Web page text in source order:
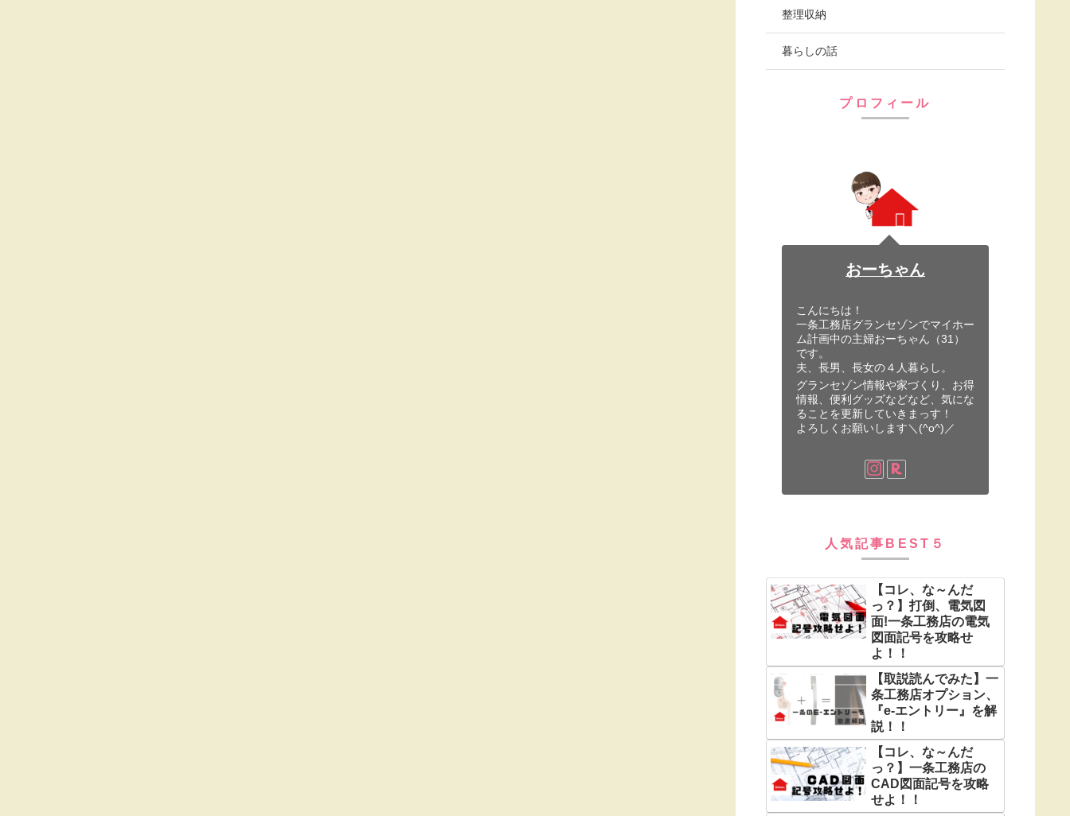
整理収納
暮らしの話
プロフィール
おーちゃん
こんにちは！
一条工務店グランセゾンでマイホー
ム計画中の主婦おーちゃん（31）
です。
夫、長男、長女の４人暮らし。
グランセゾン情報や家づくり、お得
情報、便利グッズなどなど、気にな
ることを更新していきまっす！
よろしくお願いします＼(^o^)／
人気記事BEST５
【コレ、な～んだ
っ？】打倒、電気図
面!一条工務店の電気
図面記号を攻略せ
よ！！
【取説読んでみた】一
条工務店オプション、
『e-エントリー』を解
説！！
【コレ、な～んだ
っ？】一条工務店の
CAD図面記号を攻略
せよ！！